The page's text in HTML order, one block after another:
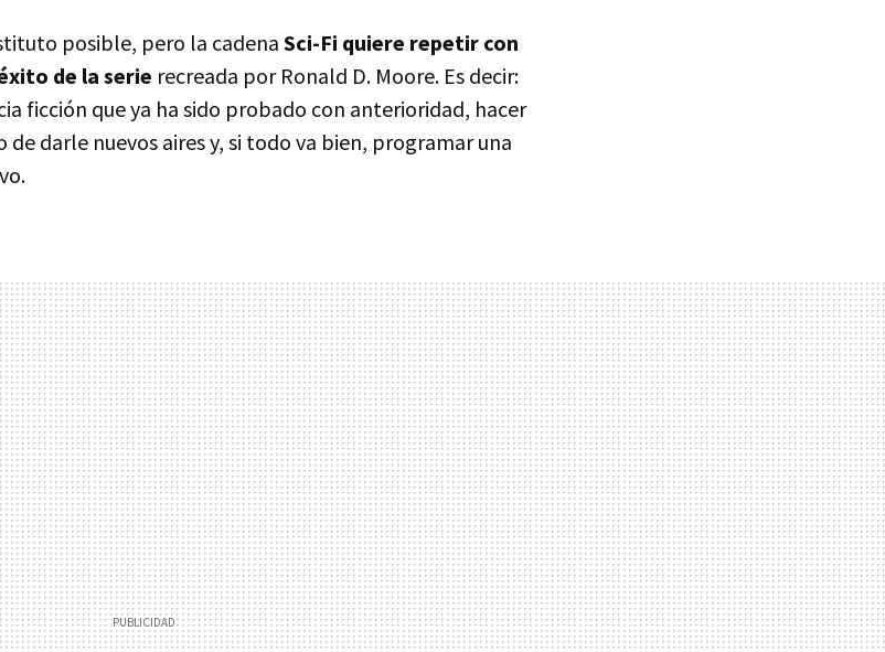
posible, pero la cadena Sci-Fi quiere repetir con
de la serie recreada por Ronald D. Moore. Es decir:
ficción que ya ha sido probado con anterioridad, hacer
darle nuevos aires y, si todo va bien, programar una